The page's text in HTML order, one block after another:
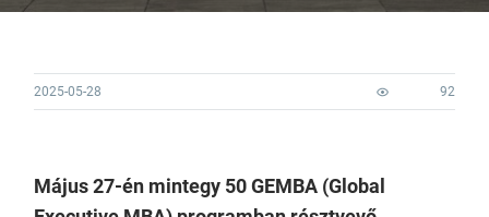
2025-05-28 92
Május 27-én mintegy 50 GEMBA (Global